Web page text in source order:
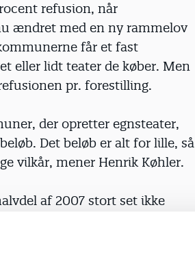
refusion, når
ændret med en ny rammelov
får et fast
eller lidt teater de køber. Men
pr. forestilling.
der opretter egnsteater,
Det beløb er alt for lille, så
vilkår, mener Henrik Køhler.
af 2007 stort set ikke